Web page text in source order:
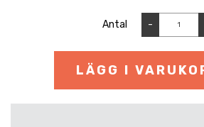
Antal -
LÄGG I